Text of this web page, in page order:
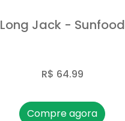
Long Jack - Sunfood
R$ 64.99
Compre agora